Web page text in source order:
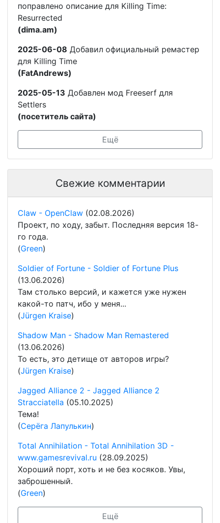
поправлено описание для Killing Time:
Resurrected
(dima.am)
2025-06-08 Добавил официальный ремастер
для Killing Time
(FatAndrews)
2025-05-13 Добавлен мод Freeserf для
Settlers
(посетитель сайта)
Ещё
Свежие комментарии
Claw - OpenClaw (02.08.2026)
Проект, по ходу, забыт. Последняя версия 18-
го года.
(Green)
Soldier of Fortune - Soldier of Fortune Plus
(13.06.2026)
Там столько версий, и кажется уже нужен
какой-то патч, ибо у меня...
(Jürgen Kraise)
Shadow Man - Shadow Man Remastered
(13.06.2026)
То есть, это детище от авторов игры?
(Jürgen Kraise)
Jagged Alliance 2 - Jagged Alliance 2
Stracciatella (05.10.2025)
Тема!
(Серёга Лапулькин)
Total Annihilation - Total Annihilation 3D -
www.gamesrevival.ru (28.09.2025)
Хороший порт, хоть и не без косяков. Увы,
заброшенный.
(Green)
Ещё